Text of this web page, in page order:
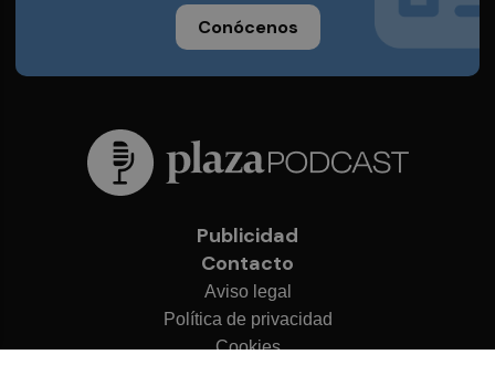
Conócenos
Publicidad
Contacto
Aviso legal
Política de privacidad
Cookies